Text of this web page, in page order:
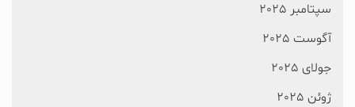
سپتامبر 2025
آگوست 2025
جولای 2025
ژوئن 2025